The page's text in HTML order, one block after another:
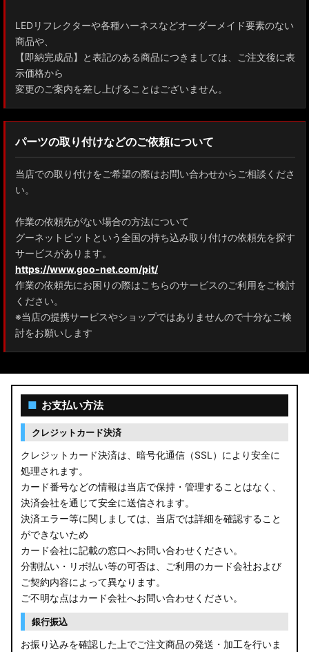
LEDリフレクターや各種ハーネスなどオーダーメイド要素のない
商品や、
【即納完成品】と表記のある商品につきましては、ご注文後に表
示価格から
変更のご案内を差し上げることはございません。
パーツの取り付けなどのご依頼について
当店での取り付けをご希望の際はお問い合わせからご相談くださ
い。
作業の依頼先がない場合の方法について
グーネットピットという全国の持ち込み取り付けの依頼先を探す
サービスがあります。
https://www.goo-net.com/pit/
作業の依頼先にお困りの際はこちらのサービスのご利用をご検討
ください。
※当店の提携サービスやショップではありませんので十分なご検
討をお願いします
■ お支払い方法
クレジットカード決済
クレジットカード決済は、暗号化通信（SSL）により安全に
処理されます。
カード番号などの情報は当店で保持・管理することはなく、
決済会社を通じて安全に送信されます。
決済エラー等に関しましては、当店では詳細を確認すること
ができないため
カード会社に記載の窓口へお問い合わせください。
分割払い・リボ払い等の可否は、ご利用のカード会社および
ご契約内容によって異なります。
ご不明な点はカード会社へお問い合わせください。
銀行振込
お振り込みを確認した上でご注文商品の発送・加工を行いま